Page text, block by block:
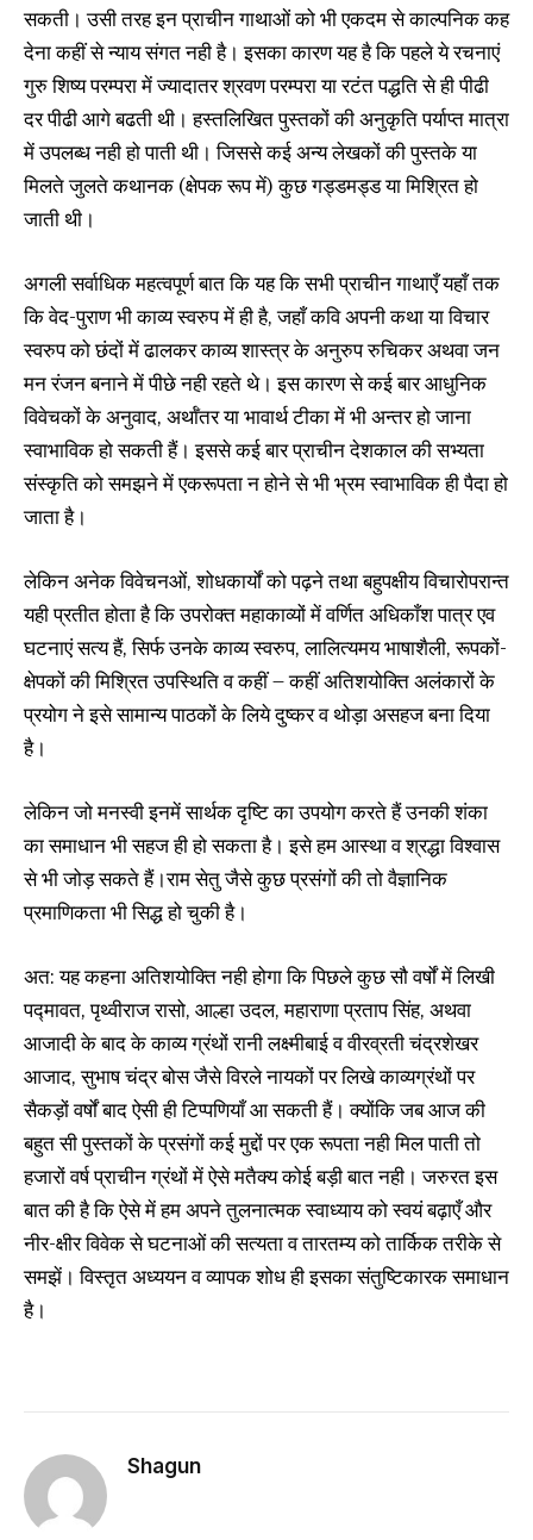
सकती। उसी तरह इन प्राचीन गाथाओं को भी एकदम से काल्पनिक कह
देना कहीं से न्याय संगत नही है। इसका कारण यह है कि पहले ये रचनाएं
गुरु शिष्य परम्परा में ज्यादातर श्रवण परम्परा या रटंत पद्धति से ही पीढी
दर पीढी आगे बढती थी। हस्तलिखित पुस्तकों की अनुकृति पर्याप्त मात्रा
में उपलब्ध नही हो पाती थी। जिससे कई अन्य लेखकों की पुस्तके या
मिलते जुलते कथानक (क्षेपक रूप में) कुछ गड्डमड्ड या मिश्रित हो
जाती थी।
अगली सर्वाधिक महत्वपूर्ण बात कि यह कि सभी प्राचीन गाथाएँ यहाँ तक
कि वेद-पुराण भी काव्य स्वरुप में ही है, जहाँ कवि अपनी कथा या विचार
स्वरुप को छंदों में ढालकर काव्य शास्त्र के अनुरुप रुचिकर अथवा जन
मन रंजन बनाने में पीछे नही रहते थे। इस कारण से कई बार आधुनिक
विवेचकों के अनुवाद, अर्थाँतर या भावार्थ टीका में भी अन्तर हो जाना
स्वाभाविक हो सकती हैं। इससे कई बार प्राचीन देशकाल की सभ्यता
संस्कृति को समझने में एकरूपता न होने से भी भ्रम स्वाभाविक ही पैदा हो
जाता है।
लेकिन अनेक विवेचनओं, शोधकार्यों को पढ़ने तथा बहुपक्षीय विचारोपरान्त
यही प्रतीत होता है कि उपरोक्त महाकाव्यों में वर्णित अधिकाँश पात्र एव
घटनाएं सत्य हैं, सिर्फ उनके काव्य स्वरुप, लालित्यमय भाषाशैली, रूपकों-
क्षेपकों की मिश्रित उपस्थिति व कहीं – कहीं अतिशयोक्ति अलंकारों के
प्रयोग ने इसे सामान्य पाठकों के लिये दुष्कर व थोड़ा असहज बना दिया
है।
लेकिन जो मनस्वी इनमें सार्थक दृष्टि का उपयोग करते हैं उनकी शंका
का समाधान भी सहज ही हो सकता है। इसे हम आस्था व श्रद्धा विश्वास
से भी जोड़ सकते हैं।राम सेतु जैसे कुछ प्रसंगों की तो वैज्ञानिक
प्रमाणिकता भी सिद्ध हो चुकी है।
अत: यह कहना अतिशयोक्ति नही होगा कि पिछले कुछ सौ वर्षों में लिखी
पद्मावत, पृथ्वीराज रासो, आल्हा उदल, महाराणा प्रताप सिंह, अथवा
आजादी के बाद के काव्य ग्रंथों रानी लक्ष्मीबाई व वीरव्रती चंद्रशेखर
आजाद, सुभाष चंद्र बोस जैसे विरले नायकों पर लिखे काव्यग्रंथों पर
सैकड़ों वर्षों बाद ऐसी ही टिप्पणियाँ आ सकती हैं। क्योंकि जब आज की
बहुत सी पुस्तकों के प्रसंगों कई मुद्दों पर एक रूपता नही मिल पाती तो
हजारों वर्ष प्राचीन ग्रंथों में ऐसे मतैक्य कोई बड़ी बात नही। जरुरत इस
बात की है कि ऐसे में हम अपने तुलनात्मक स्वाध्याय को स्वयं बढ़ाएँ और
नीर-क्षीर विवेक से घटनाओं की सत्यता व तारतम्य को तार्किक तरीके से
समझें। विस्तृत अध्ययन व व्यापक शोध ही इसका संतुष्टिकारक समाधान
है।
Shagun